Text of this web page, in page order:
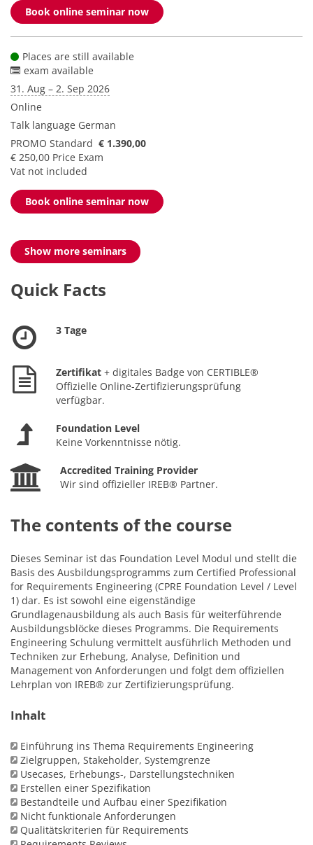
Book online seminar now
Places are still available
exam available
31. Aug – 2. Sep 2026
Online
Talk language German
PROMO Standard € 1.390,00
€ 250,00 Price Exam
Vat not included
Book online seminar now
Show more seminars
Quick Facts
3 Tage
Zertifikat + digitales Badge von CERTIBLE®
Offizielle Online-Zertifizierungsprüfung
verfügbar.
Foundation Level
Keine Vorkenntnisse nötig.
Accredited Training Provider
Wir sind offizieller IREB® Partner.
The contents of the course
Dieses Seminar ist das Foundation Level Modul und stellt die
Basis des Ausbildungsprogramms zum Certified Professional
for Requirements Engineering (CPRE Foundation Level / Level
1) dar. Es ist sowohl eine eigenständige
Grundlagenausbildung als auch Basis für weiterführende
Ausbildungsblöcke dieses Programms. Die Requirements
Engineering Schulung vermittelt ausführlich Methoden und
Techniken zur Erhebung, Analyse, Definition und
Management von Anforderungen und folgt dem offiziellen
Lehrplan von IREB® zur Zertifizierungsprüfung.
Inhalt
Einführung ins Thema Requirements Engineering
Zielgruppen, Stakeholder, Systemgrenze
Usecases, Erhebungs-, Darstellungstechniken
Erstellen einer Spezifikation
Bestandteile und Aufbau einer Spezifikation
Nicht funktionale Anforderungen
Qualitätskriterien für Requirements